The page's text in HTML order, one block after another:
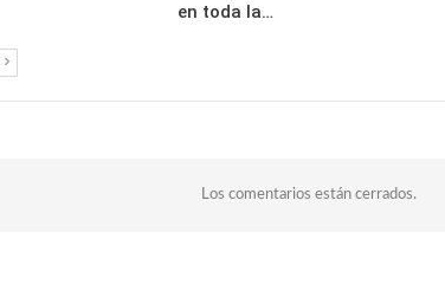
en toda la…
Los comentarios están cerrados.